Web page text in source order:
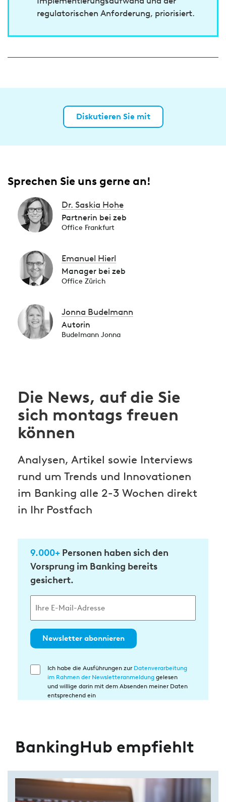
regulatorischen Anforderung, priorisiert.
Diskutieren Sie mit
Sprechen Sie uns gerne an!
Dr. Saskia Hohe
Partnerin bei zeb
Office Frankfurt
Emanuel Hierl
Manager bei zeb
Office Zürich
Jonna Budelmann
Autorin
Budelmann Jonna
Die News, auf die Sie
sich montags freuen
können
Analysen, Artikel sowie Interviews
rund um Trends und Innovationen
im Banking alle 2-3 Wochen direkt
in Ihr Postfach
9.000+ Personen haben sich den
Vorsprung im Banking bereits
gesichert.
Newsletter abonnieren
Einwilligung
Ich habe die Ausführungen zur Datenverarbeitung
im Rahmen der Newsletteranmeldung gelesen
und willige darin mit dem Absenden meiner Daten
entsprechend ein
BankingHub empfiehlt